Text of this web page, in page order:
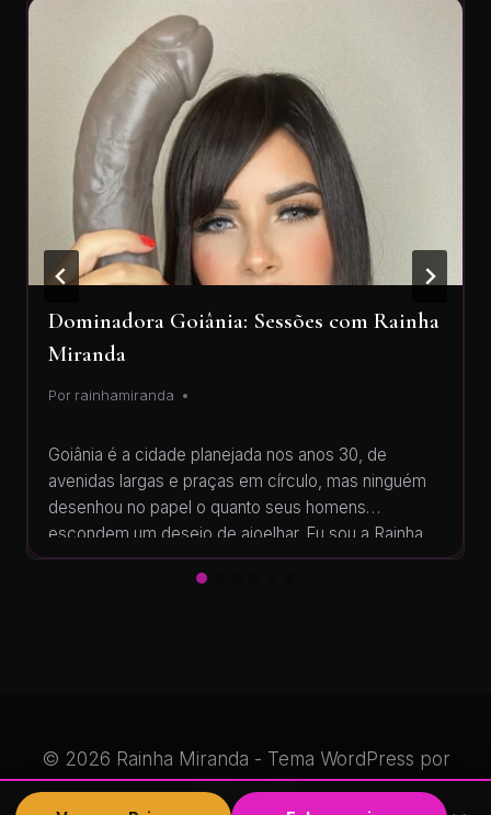
Dominadora Goiânia: Sessões com Rainha
Miranda
Por rainhamiranda
Goiânia é a cidade planejada nos anos 30, de
avenidas largas e praças em círculo, mas ninguém
desenhou no papel o quanto seus homens
escondem um desejo de ajoelhar. Eu sou a Rainha
Miranda, sua dominadora, e conheço o contraste
goiano: o calor seco do Cerrado que resseca a
© 2026 Rainha Miranda - Tema WordPress por
Kadence WP